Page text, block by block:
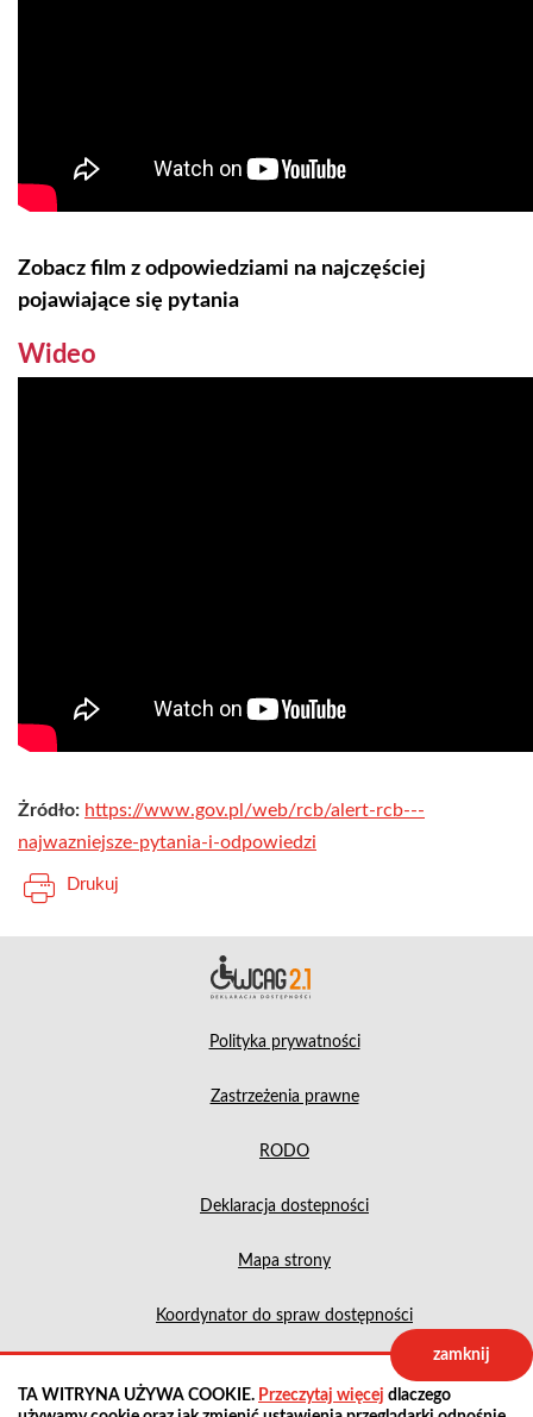
TA WITRYNA UŻYWA COOKIE. Przeczytaj więcej dlaczego
zamknij
Zobacz film z odpowiedziami na najczęściej
pojawiające się pytania
Wideo
Żródło: https://www.gov.pl/web/rcb/alert-rcb---
najwazniejsze-pytania-i-odpowiedzi
Drukuj
Polityka prywatności
Zastrzeżenia prawne
RODO
Deklaracja dostepności
Mapa strony
Koordynator do spraw dostępności
Projekt: IntraCOM.pl